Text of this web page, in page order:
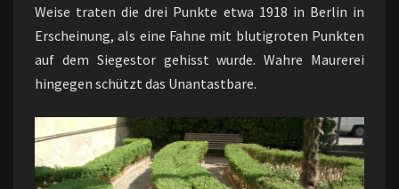
Weise traten die drei Punkte etwa 1918 in Berlin in
Erscheinung, als eine Fahne mit blutigroten Punkten
auf dem Siegestor gehisst wurde. Wahre Maurerei
hingegen schützt das Unantastbare.